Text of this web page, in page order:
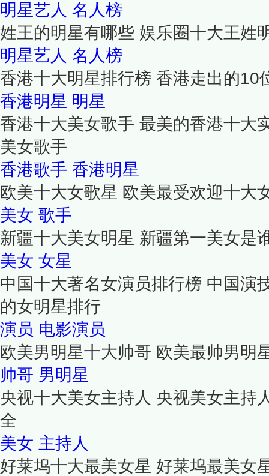
明星艺人 名人榜
姓王的明星有哪些 娱乐圈十大王姓
明星艺人 名人榜
香港十大明星排行榜 香港走出的10
香港明星 明星
香港十大美女歌手 最美的香港十大
美女歌手
香港歌手 香港明星
欧美十大女歌星 欧美最受欢迎十大
美女 歌手
新疆十大美女明星 新疆第一美女是
美女 女星
中国十大著名女演员排行榜 中国演
的女明星排行
演员 电影演员
欧美男明星十大帅哥 欧美最帅男明
帅哥 男明星
央视十大美女主持人 央视美女主持
全
美女 主持人
好莱坞十大最美女星 好莱坞最美女